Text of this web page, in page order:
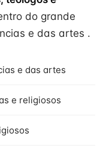
do grande
e das artes .
e das artes
e religiosos